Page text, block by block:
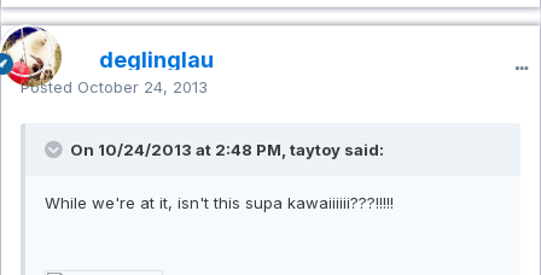
deglinglau
Posted October 24, 2013
On 10/24/2013 at 2:48 PM, taytoy said:
While we're at it, isn't this supa kawaiiiiii???!!!!!